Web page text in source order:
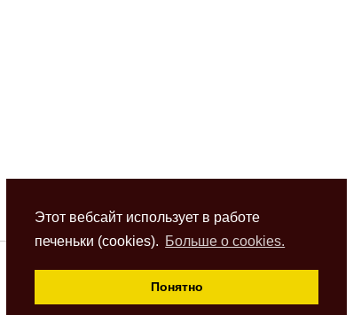
Этот вебсайт использует в работе
печеньки (cookies). Больше о cookies.
Понятно